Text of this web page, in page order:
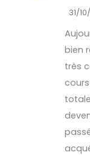
31/
bien
très